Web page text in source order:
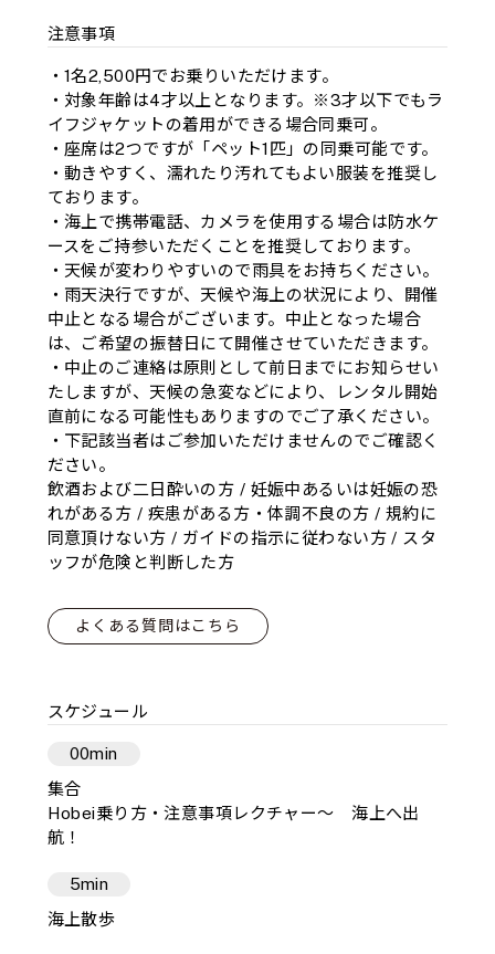
注意事項
・1名2,500円でお乗りいただけます。
・対象年齢は4才以上となります。※3才以下でもラ
イフジャケットの着用ができる場合同乗可。
・座席は2つですが「ペット1匹」の同乗可能です。
・動きやすく、濡れたり汚れてもよい服装を推奨し
ております。
・海上で携帯電話、カメラを使用する場合は防水ケ
ースをご持参いただくことを推奨しております。
・天候が変わりやすいので雨具をお持ちください。
・雨天決行ですが、天候や海上の状況により、開催
中止となる場合がございます。中止となった場合
は、ご希望の振替日にて開催させていただきます。
・中止のご連絡は原則として前日までにお知らせい
たしますが、天候の急変などにより、レンタル開始
直前になる可能性もありますのでご了承ください。
・下記該当者はご参加いただけませんのでご確認く
ださい。
飲酒および二日酔いの方 / 妊娠中あるいは妊娠の恐
れがある方 / 疾患がある方・体調不良の方 / 規約に
同意頂けない方 / ガイドの指示に従わない方 / スタ
ッフが危険と判断した方
よくある質問はこちら
スケジュール
00min
集合
Hobei乗り方・注意事項レクチャー〜 海上へ出
航！
5min
海上散歩